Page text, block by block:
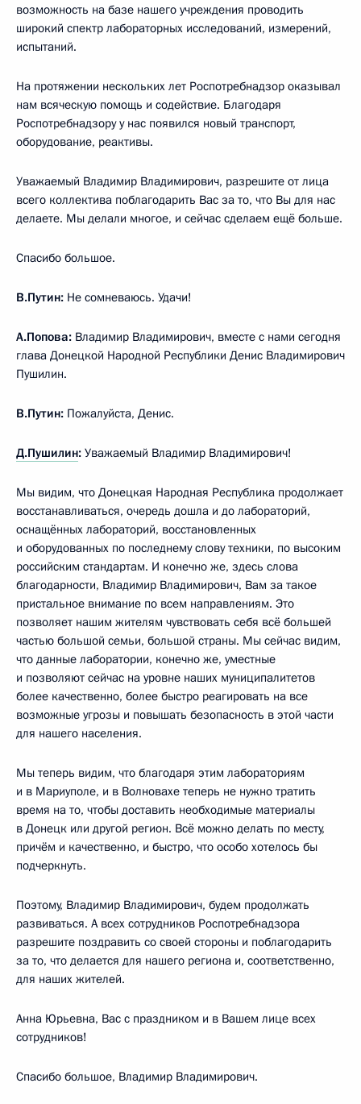
возможность на базе нашего учреждения проводить
широкий спектр лабораторных исследований, измерений,
испытаний.
На протяжении нескольких лет Роспотребнадзор оказывал
нам всяческую помощь и содействие. Благодаря
Роспотребнадзору у нас появился новый транспорт,
оборудование, реактивы.
Уважаемый Владимир Владимирович, разрешите от лица
всего коллектива поблагодарить Вас за то, что Вы для нас
делаете. Мы делали многое, и сейчас сделаем ещё больше.
Спасибо большое.
В.Путин: Не сомневаюсь. Удачи!
А.Попова: Владимир Владимирович, вместе с нами сегодня
глава Донецкой Народной Республики Денис Владимирович
Пушилин.
В.Путин: Пожалуйста, Денис.
Д.Пушилин: Уважаемый Владимир Владимирович!
Мы видим, что Донецкая Народная Республика продолжает
восстанавливаться, очередь дошла и до лабораторий,
оснащённых лабораторий, восстановленных
и оборудованных по последнему слову техники, по высоким
российским стандартам. И конечно же, здесь слова
благодарности, Владимир Владимирович, Вам за такое
пристальное внимание по всем направлениям. Это
позволяет нашим жителям чувствовать себя всё большей
частью большой семьи, большой страны. Мы сейчас видим,
что данные лаборатории, конечно же, уместные
и позволяют сейчас на уровне наших муниципалитетов
более качественно, более быстро реагировать на все
возможные угрозы и повышать безопасность в этой части
для нашего населения.
Мы теперь видим, что благодаря этим лабораториям
и в Мариуполе, и в Волновахе теперь не нужно тратить
время на то, чтобы доставить необходимые материалы
в Донецк или другой регион. Всё можно делать по месту,
причём и качественно, и быстро, что особо хотелось бы
подчеркнуть.
Поэтому, Владимир Владимирович, будем продолжать
развиваться. А всех сотрудников Роспотребнадзора
разрешите поздравить со своей стороны и поблагодарить
за то, что делается для нашего региона и, соответственно,
для наших жителей.
Анна Юрьевна, Вас с праздником и в Вашем лице всех
сотрудников!
Спасибо большое, Владимир Владимирович.